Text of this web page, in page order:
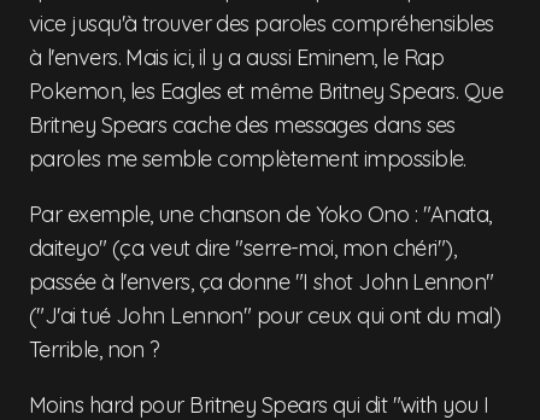
vice jusqu'à trouver des paroles compréhensibles
à l'envers. Mais ici, il y a aussi Eminem, le Rap
Pokemon, les Eagles et même Britney Spears. Que
Britney Spears cache des messages dans ses
paroles me semble complètement impossible.
Par exemple, une chanson de Yoko Ono : "Anata,
daiteyo" (ça veut dire "serre-moi, mon chéri"),
passée à l'envers, ça donne "I shot John Lennon"
("J'ai tué John Lennon" pour ceux qui ont du mal)
Terrible, non ?
Moins hard pour Britney Spears qui dit "with you I